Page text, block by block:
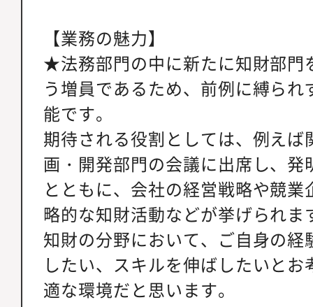
【業務の魅力】
★法務部門の中に新たに知財部門
う増員であるため、前例に縛ら
能です。
期待される役割としては、例え
画・開発部門の会議に出席し、
とともに、会社の経営戦略や競
略的な知財活動などが挙げられま
知財の分野において、ご自身の
したい、スキルを伸ばしたいと
適な環境だと思います。